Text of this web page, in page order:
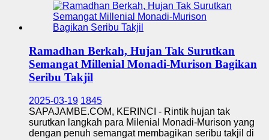
Ramadhan Berkah, Hujan Tak Surutkan
Semangat Millenial Monadi-Murison Bagikan
Seribu Takjil
2025-03-19 1845
SAPAJAMBE.COM, KERINCI - Rintik hujan tak
surutkan langkah para Milenial Monadi-Murison yang
dengan penuh semangat membagikan seribu takjil di